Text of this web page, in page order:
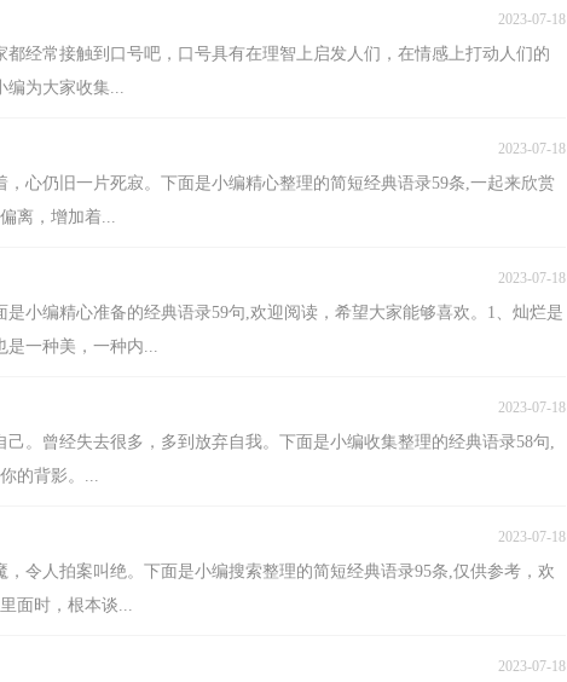
2023-07-18
经常接触到口号吧，口号具有在理智上启发人们，在情感上打动人们的
编为大家收集...
2023-07-18
，心仍旧一片死寂。下面是小编精心整理的简短经典语录59条,一起来欣赏
离，增加着...
2023-07-18
小编精心准备的经典语录59句,欢迎阅读，希望大家能够喜欢。1、灿烂是
是一种美，一种内...
2023-07-18
。曾经失去很多，多到放弃自我。下面是小编收集整理的经典语录58句,
的背影。...
2023-07-18
令人拍案叫绝。下面是小编搜索整理的简短经典语录95条,仅供参考，欢
面时，根本谈...
2023-07-18